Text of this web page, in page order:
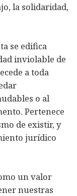
la solidaridad,
se edifica
inviolable de
a toda
o al
Pertenece
de existir, y
jurídico
un valor
nuestras